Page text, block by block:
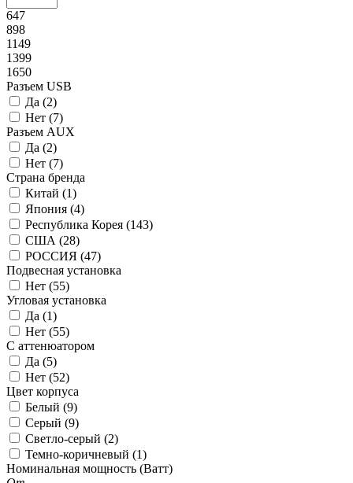
647
898
1149
1399
1650
Разъем USB
Да (2)
Нет (7)
Разъем AUX
Да (2)
Нет (7)
Страна бренда
Китай (1)
Япония (4)
Республика Корея (143)
США (28)
РОССИЯ (47)
Подвесная установка
Нет (55)
Угловая установка
Да (1)
Нет (55)
С аттенюатором
Да (5)
Нет (52)
Цвет корпуса
Белый (9)
Серый (9)
Светло-серый (2)
Темно-коричневый (1)
Номинальная мощность (Ватт)